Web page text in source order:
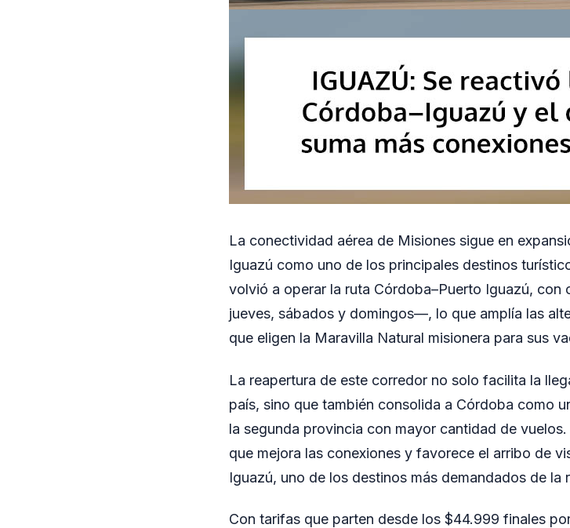
La conectividad aérea de Misiones sigue en
Iguazú como uno de los principales destinos
volvió a operar la ruta Córdoba–Puerto Iguazú,
jueves, sábados y domingos—, lo que amplía las
que eligen la Maravilla Natural misionera para sus
La reapertura de este corredor no solo facilita la
país, sino que también consolida a Córdoba como
la segunda provincia con mayor cantidad de
que mejora las conexiones y favorece el arribo de
Iguazú, uno de los destinos más demandados de la
Con tarifas que parten desde los $44.999 finales